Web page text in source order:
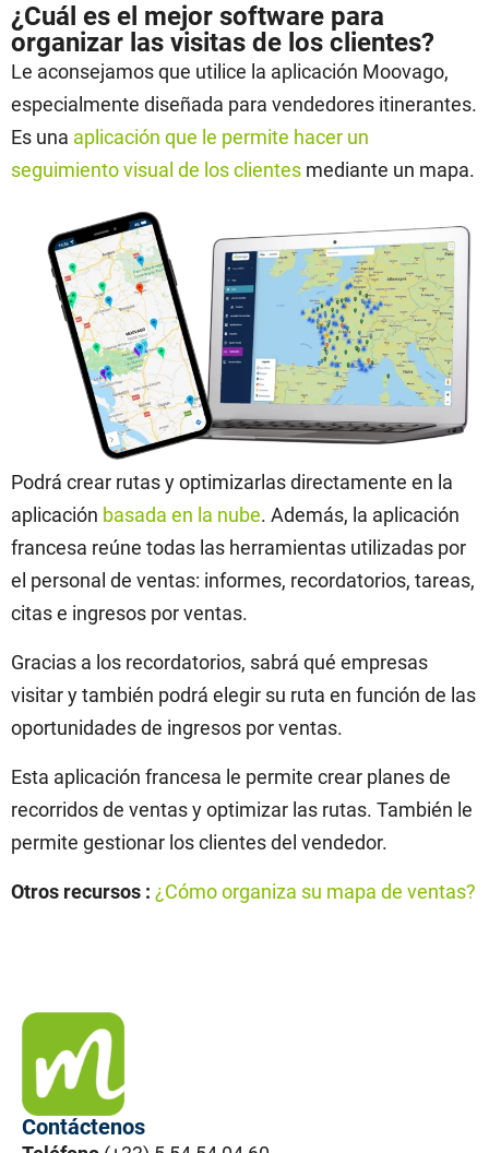
¿Cuál es el mejor software para
organizar las visitas de los clientes?
Le aconsejamos que utilice la aplicación Moovago,
especialmente diseñada para vendedores itinerantes.
Es una aplicación que le permite hacer un
seguimiento visual de los clientes mediante un mapa.
Podrá crear rutas y optimizarlas directamente en la
aplicación basada en la nube. Además, la aplicación
francesa reúne todas las herramientas utilizadas por
el personal de ventas: informes, recordatorios, tareas,
citas e ingresos por ventas.
Gracias a los recordatorios, sabrá qué empresas
visitar y también podrá elegir su ruta en función de las
oportunidades de ingresos por ventas.
Esta aplicación francesa le permite crear planes de
recorridos de ventas y optimizar las rutas. También le
permite gestionar los clientes del vendedor.
Otros recursos : ¿Cómo organiza su mapa de ventas?
Contáctenos